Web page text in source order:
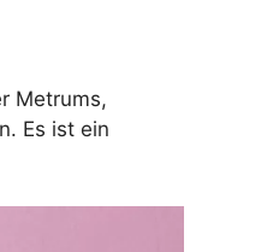
Metrums,
Es ist ein